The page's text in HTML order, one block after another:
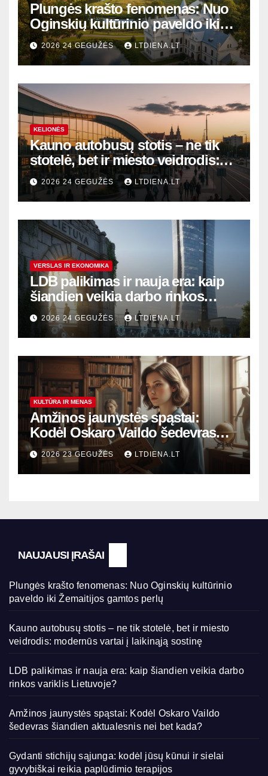
Plungės krašto fenomenas: Nuo
Oginskių kultūrinio paveldo iki
Žemaitijos gamtos perlų
2026 24 GEGUŽĖS LTDIENA.LT
KELIONĖS
Kauno autobusų stotis – ne tik
stotelė, bet ir miesto veidrodis:
modernūs vartai į laikinąją
sostinę
2026 24 GEGUŽĖS LTDIENA.LT
VERSLAS IR EKONOMIKA
LDB palikimas ir nauja era: kaip
šiandien veikia darbo rinkos
variklis Lietuvoje?
2026 24 GEGUŽĖS LTDIENA.LT
KULTŪRA IR MENAS
Amžinos jaunystės spąstai:
Kodėl Oskaro Vaildo šedevras
šiandien aktualesnis nei bet
kada?
2026 23 GEGUŽĖS LTDIENA.LT
NAUJAUSI ĮRAŠAI
Plungės krašto fenomenas: Nuo Oginskių kultūrinio
paveldo iki Žemaitijos gamtos perlų
Kauno autobusų stotis – ne tik stotelė, bet ir miesto
veidrodis: modernūs vartai į laikinąją sostinę
LDB palikimas ir nauja era: kaip šiandien veikia darbo
rinkos variklis Lietuvoje?
Amžinos jaunystės spąstai: Kodėl Oskaro Vaildo
šedevras šiandien aktualesnis nei bet kada?
Gydanti stichijų sąjunga: kodėl jūsų kūnui ir sielai
gyvybiškai reikia paplūdimio terapijos